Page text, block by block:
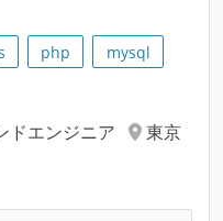
php
mysql
ドエンジニア
東京